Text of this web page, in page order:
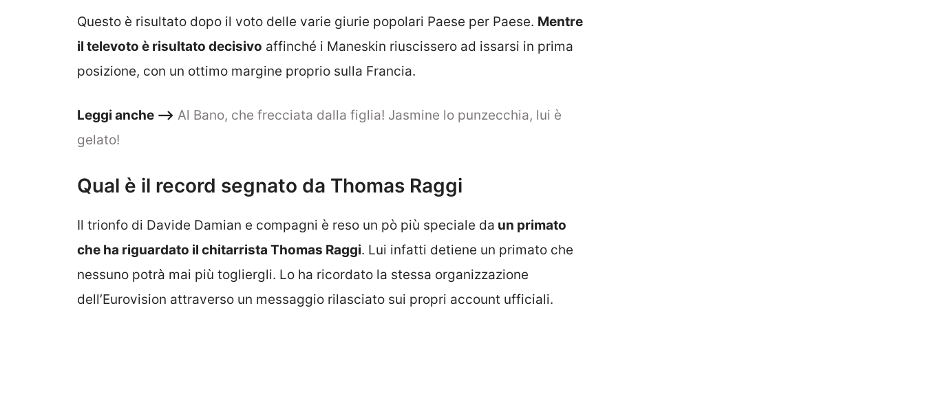
Questo è risultato dopo il voto delle varie giurie popolari Paese per Paese. Mentre
il televoto è risultato decisivo affinché i Maneskin riuscissero ad issarsi in prima
posizione, con un ottimo margine proprio sulla Francia.
Leggi anche –> Al Bano, che frecciata dalla figlia! Jasmine lo punzecchia, lui è
gelato!
Qual è il record segnato da Thomas Raggi
Il trionfo di Davide Damian e compagni è reso un pò più speciale da un primato
che ha riguardato il chitarrista Thomas Raggi. Lui infatti detiene un primato che
nessuno potrà mai più togliergli. Lo ha ricordato la stessa organizzazione
dell’Eurovision attraverso un messaggio rilasciato sui propri account ufficiali.